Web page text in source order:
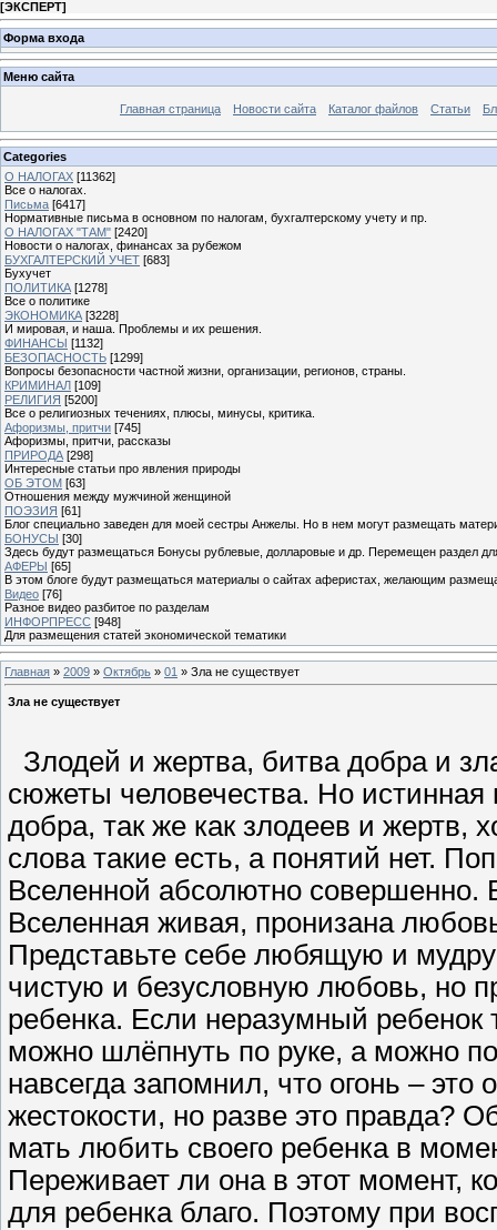
[ЭКСПЕРТ]
Форма входа
Меню сайта
Главная страница Новости сайта Каталог файлов Статьи
Categories
О НАЛОГАХ [11362]
Все о налогах.
Письма [6417]
Нормативные письма в основном по налогам, бухгалтерскому учету и пр.
О НАЛОГАХ "ТАМ" [2420]
Новости о налогах, финансах за рубежом
БУХГАЛТЕРСКИЙ УЧЕТ [683]
Бухучет
ПОЛИТИКА [1278]
Все о политике
ЭКОНОМИКА [3228]
И мировая, и наша. Проблемы и их решения.
ФИНАНСЫ [1132]
БЕЗОПАСНОСТЬ [1299]
Вопросы безопасности частной жизни, организации, регионов, страны.
КРИМИНАЛ [109]
РЕЛИГИЯ [5200]
Все о религиозных течениях, плюсы, минусы, критика.
Афоризмы, притчи [745]
Афоризмы, притчи, рассказы
ПРИРОДА [298]
Интересные статьи про явления природы
ОБ ЭТОМ [63]
Отношения между мужчиной женщиной
ПОЭЗИЯ [61]
Блог специально заведен для моей сестры Анжелы. Но в нем могут размещать
БОНУСЫ [30]
Здесь будут размещаться Бонусы рублевые, долларовые и др. Перемещен раздел
АФЕРЫ [65]
В этом блоге будут размещаться материалы о сайтах аферистах, желающим
Видео [76]
Разное видео разбитое по разделам
ИНФОРПРЕСС [948]
Для размещения статей экономической тематики
Главная » 2009 » Октябрь » 01 » Зла не существует
Зла не существует
Злодей и жертва, битва добра и
сюжеты человечества. Но истинная
добра, так же как злодеев и жертв,
слова такие есть, а понятий нет.
Вселенной абсолютно
Вселенная живая, пронизана
Представьте себе любящую и
чистую и безусловную любовь, но
ребенка. Если неразумный ребенок
можно шлёпнуть по руке, а можно
навсегда запомнил, что огонь –
жестокости, но разве это правда?
мать любить своего ребенка в
Переживает ли она в этот момент,
для ребенка благо. Поэтому при